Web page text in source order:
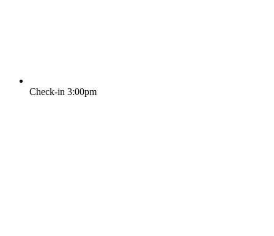
Check-in 3:00pm